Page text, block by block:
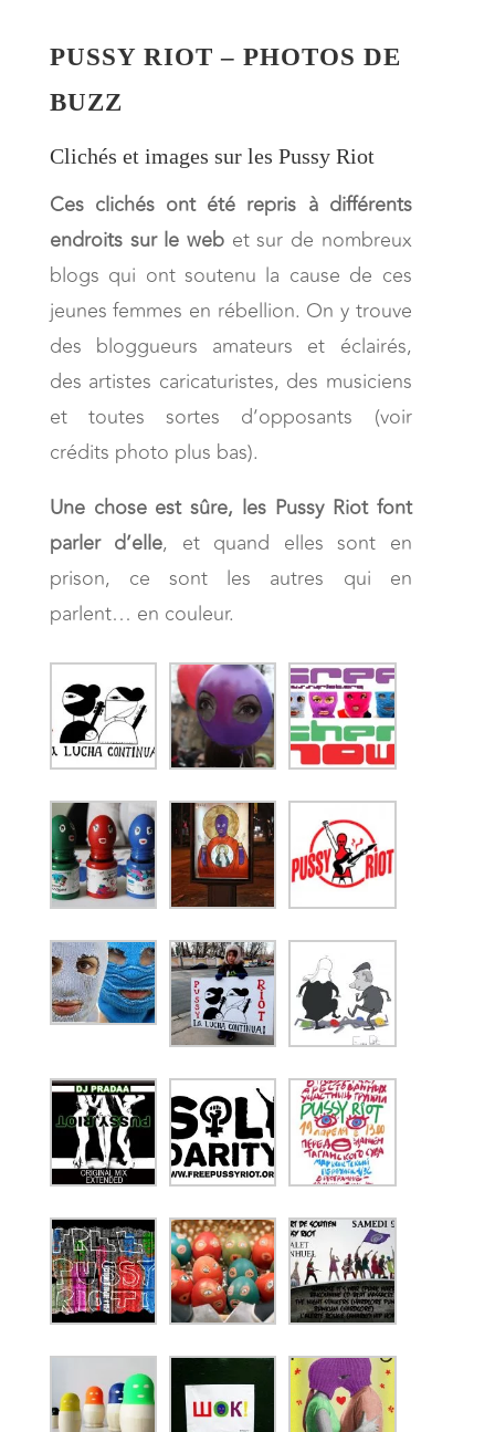
PUSSY RIOT – PHOTOS DE
BUZZ
Clichés et images sur les Pussy Riot
Ces clichés ont été repris à différents
endroits sur le webet sur de nombreux
blogs qui ont soutenu la cause de ces
jeunes femmes en rébellion. On y trouve
des bloggueurs amateurs et éclairés,
des artistes caricaturistes, des musiciens
et toutes sortes d’opposants (voir
crédits photo plus bas).
Une chose est sûre, les Pussy Riot font
parler d’elle, et quand elles sont en
prison, ce sont les autres qui en
parlent… en couleur.